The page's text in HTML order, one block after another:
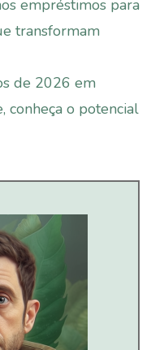
empréstimos para
transformam
de 2026 em
conheça o potencial